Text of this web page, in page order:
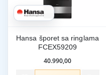
Hansa šporet sa ringlama
FCEX59209
40.990,00